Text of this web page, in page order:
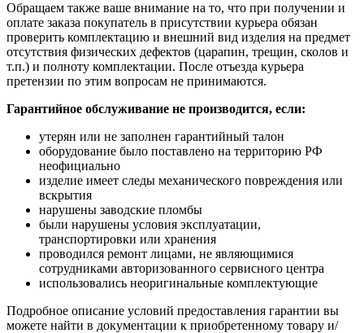
Обращаем также ваше внимание на то, что при получении и
оплате заказа покупатель в присутствии курьера обязан
проверить комплектацию и внешний вид изделия на предмет
отсутствия физических дефектов (царапин, трещин, сколов и
т.п.) и полноту комплектации. После отъезда курьера
претензии по этим вопросам не принимаются.
Гарантийное обслуживание не производится, если:
утерян или не заполнен гарантийный талон
оборудование было поставлено на территорию РФ
неофициально
изделие имеет следы механического повреждения или
вскрытия
нарушены заводские пломбы
были нарушены условия эксплуатации,
транспортировки или хранения
проводился ремонт лицами, не являющимися
сотрудниками авторизованного сервисного центра
использовались неоригинальные комплектующие
Подробное описание условий предоставления гарантии вы
можете найти в документации к приобретенному товару и/